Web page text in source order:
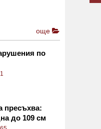
още
по
1
пресъхва:
до 109 см